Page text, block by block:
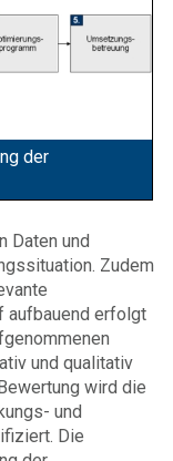
der
Daten und
Zudem
aufbauend erfolgt
und qualitativ
wird die
und
Die